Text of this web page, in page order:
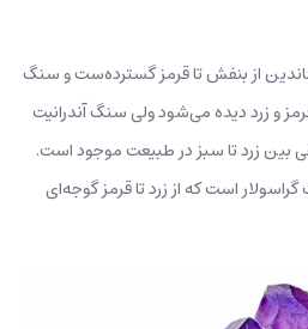
از بنفش تا قرمز گسترده‌ست و سنگ
و زرد دیده می‌شود ولی سنگ آندرانیت
بین زرد تا سبز در طبیعت موجود است.
است که از زرد تا قرمز گوجه‌ای